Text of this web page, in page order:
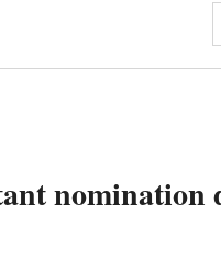
nomination